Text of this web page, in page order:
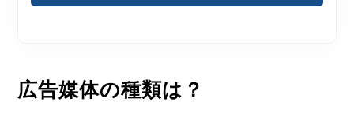
広告媒体の種類は？